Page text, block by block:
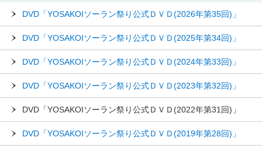
DVD「YOSAKOIソーラン祭り公式ＤＶＤ(2026年第35回)」
DVD「YOSAKOIソーラン祭り公式ＤＶＤ(2025年第34回)」
DVD「YOSAKOIソーラン祭り公式ＤＶＤ(2024年第33回)」
DVD「YOSAKOIソーラン祭り公式ＤＶＤ(2023年第32回)」
DVD「YOSAKOIソーラン祭り公式ＤＶＤ(2022年第31回)」
DVD「YOSAKOIソーラン祭り公式ＤＶＤ(2019年第28回)」